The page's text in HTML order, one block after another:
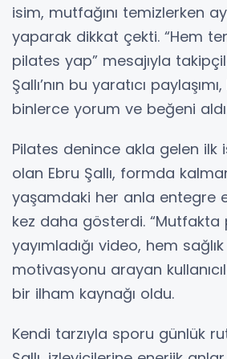
isim, mutfağını temizlerken
yaparak dikkat çekti. “Hem
pilates yap” mesajıyla
Şallı’nın bu yaratıcı
binlerce yorum ve beğeni
Pilates denince akla gelen ilk
olan Ebru Şallı, formda
yaşamdaki her anla entegre
kez daha gösterdi. “Mutfakta
yayımladığı video, hem
motivasyonu arayan
bir ilham kaynağı oldu.
Kendi tarzıyla sporu günlük